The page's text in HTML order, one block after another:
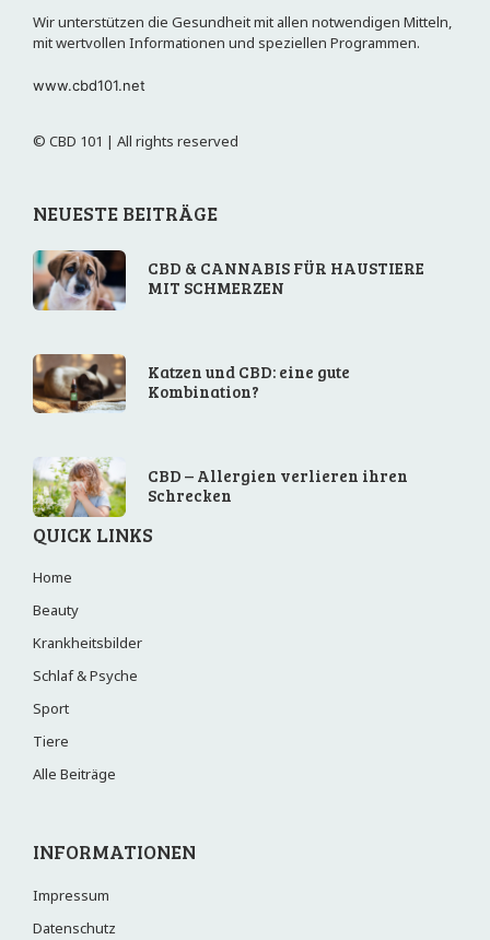
Wir unterstützen die Gesundheit mit allen notwendigen Mitteln,
mit wertvollen Informationen und speziellen Programmen.
www.cbd101.net
© CBD 101 | All rights reserved
NEUESTE BEITRÄGE
CBD & CANNABIS FÜR HAUSTIERE
MIT SCHMERZEN
Katzen und CBD: eine gute
Kombination?
CBD – Allergien verlieren ihren
Schrecken
QUICK LINKS
Home
Beauty
Krankheitsbilder
Schlaf & Psyche
Sport
Tiere
Alle Beiträge
INFORMATIONEN
Impressum
Datenschutz